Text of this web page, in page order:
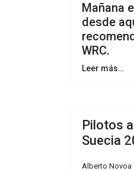
Mañana
desde
WRC.
Leer más…
Pilotos
Suecia
Alberto Novoa